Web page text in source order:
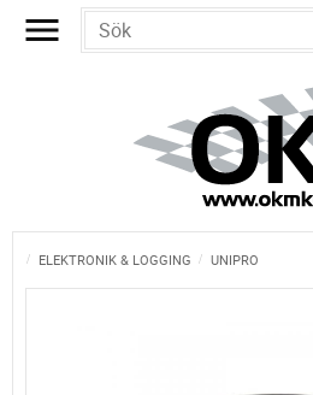
ELEKTRONIK & LOGGING UNIPRO